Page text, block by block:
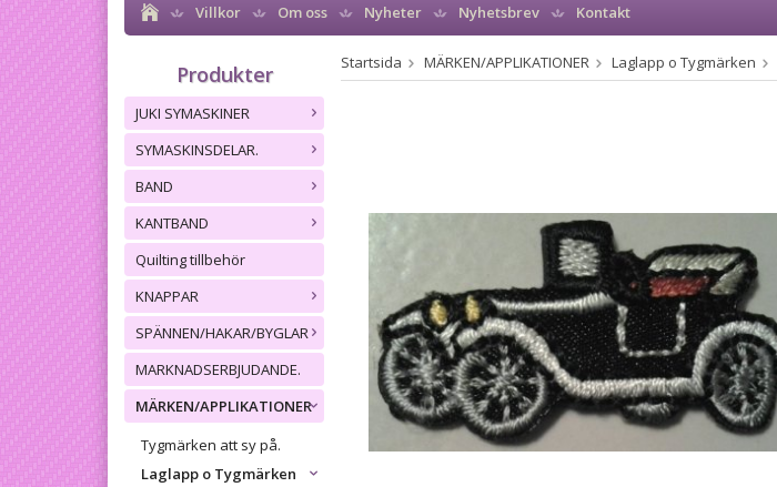
Villkor Om oss Nyheter Nyhetsbrev Kontakt
Produkter
JUKI SYMASKINER
SYMASKINSDELAR.
BAND
KANTBAND
Quilting tillbehör
KNAPPAR
SPÄNNEN/HAKAR/BYGLAR
MARKNADSERBJUDANDE.
MÄRKEN/APPLIKATIONER
Tygmärken att sy på.
Laglapp o Tygmärken
Startsida MÄRKEN/APPLIKATIONER Laglapp o Tygmärken